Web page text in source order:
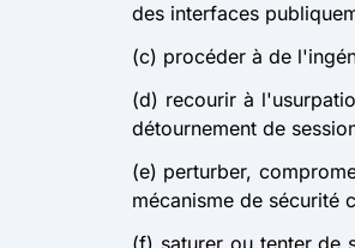
des interfaces
(c) procéder à de
(d) recourir à
détournement de
(e) perturber,
mécanisme de sécurité
(f) saturer ou tenter de